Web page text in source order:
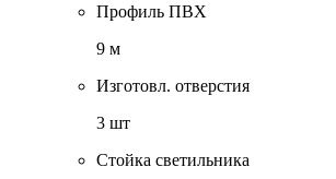
Профиль ПВХ
9 м
Изготовл. отверстия
3 шт
Стойка светильника